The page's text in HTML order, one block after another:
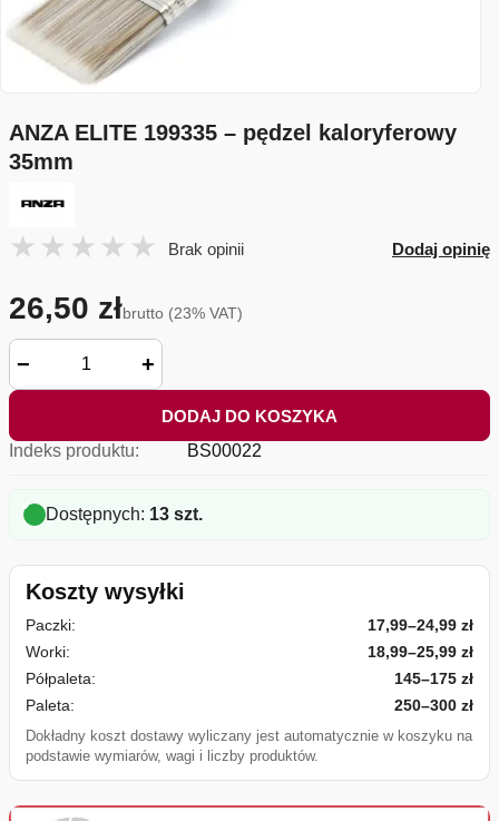
ANZA ELITE 199335 – pędzel kaloryferowy
35mm
Brak opinii Dodaj opinię
26,50 złbrutto (23% VAT)
− +
DODAJ DO KOSZYKA
Indeks produktu:
BS00022
Dostępnych: 13 szt.
Koszty wysyłki
Paczki:
17,99–24,99 zł
Worki:
18,99–25,99 zł
Półpaleta:
145–175 zł
Paleta:
250–300 zł
Dokładny koszt dostawy wyliczany jest automatycznie w koszyku na
podstawie wymiarów, wagi i liczby produktów.